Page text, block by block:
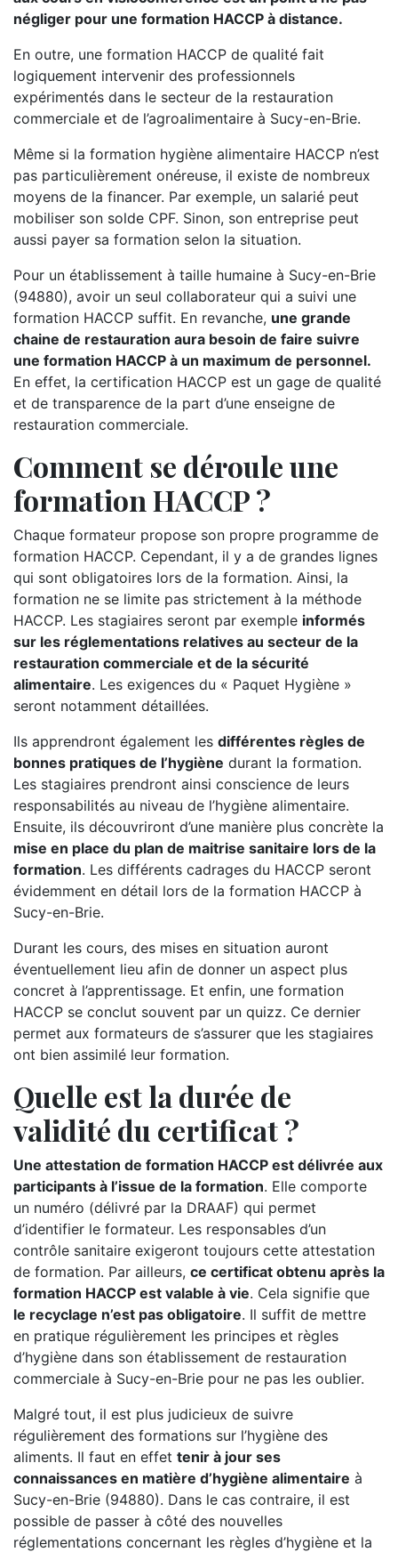
négliger pour une formation HACCP à distance.
En outre, une formation HACCP de qualité fait
logiquement intervenir des professionnels
expérimentés dans le secteur de la restauration
commerciale et de l’agroalimentaire à Sucy-en-Brie.
Même si la formation hygiène alimentaire HACCP n’est
pas particulièrement onéreuse, il existe de nombreux
moyens de la financer. Par exemple, un salarié peut
mobiliser son solde CPF. Sinon, son entreprise peut
aussi payer sa formation selon la situation.
Pour un établissement à taille humaine à Sucy-en-Brie
(94880), avoir un seul collaborateur qui a suivi une
formation HACCP suffit. En revanche, une grande
chaine de restauration aura besoin de faire suivre
une formation HACCP à un maximum de personnel.
En effet, la certification HACCP est un gage de qualité
et de transparence de la part d’une enseigne de
restauration commerciale.
Comment se déroule une
formation HACCP ?
Chaque formateur propose son propre programme de
formation HACCP. Cependant, il y a de grandes lignes
qui sont obligatoires lors de la formation. Ainsi, la
formation ne se limite pas strictement à la méthode
HACCP. Les stagiaires seront par exemple informés
sur les réglementations relatives au secteur de la
restauration commerciale et de la sécurité
alimentaire. Les exigences du « Paquet Hygiène »
seront notamment détaillées.
Ils apprendront également les différentes règles de
bonnes pratiques de l’hygiène durant la formation.
Les stagiaires prendront ainsi conscience de leurs
responsabilités au niveau de l’hygiène alimentaire.
Ensuite, ils découvriront d’une manière plus concrète la
mise en place du plan de maitrise sanitaire lors de la
formation. Les différents cadrages du HACCP seront
évidemment en détail lors de la formation HACCP à
Sucy-en-Brie.
Durant les cours, des mises en situation auront
éventuellement lieu afin de donner un aspect plus
concret à l’apprentissage. Et enfin, une formation
HACCP se conclut souvent par un quizz. Ce dernier
permet aux formateurs de s’assurer que les stagiaires
ont bien assimilé leur formation.
Quelle est la durée de
validité du certificat ?
Une attestation de formation HACCP est délivrée aux
participants à l’issue de la formation. Elle comporte
un numéro (délivré par la DRAAF) qui permet
d’identifier le formateur. Les responsables d’un
contrôle sanitaire exigeront toujours cette attestation
de formation. Par ailleurs, ce certificat obtenu après la
formation HACCP est valable à vie. Cela signifie que
le recyclage n’est pas obligatoire. Il suffit de mettre
en pratique régulièrement les principes et règles
d’hygiène dans son établissement de restauration
commerciale à Sucy-en-Brie pour ne pas les oublier.
Malgré tout, il est plus judicieux de suivre
régulièrement des formations sur l’hygiène des
aliments. Il faut en effet tenir à jour ses
connaissances en matière d’hygiène alimentaire à
Sucy-en-Brie (94880). Dans le cas contraire, il est
possible de passer à côté des nouvelles
réglementations concernant les règles d’hygiène et la